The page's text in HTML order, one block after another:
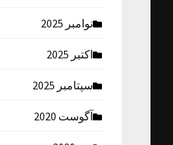
نوامبر 2025
اکتبر 2025
سپتامبر 2025
آگوست 2020